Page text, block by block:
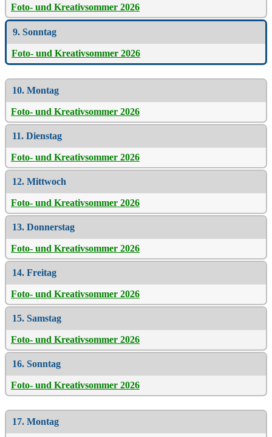
Foto- und Kreativsommer 2026
9. Sonntag
Foto- und Kreativsommer 2026
10. Montag
Foto- und Kreativsommer 2026
11. Dienstag
Foto- und Kreativsommer 2026
12. Mittwoch
Foto- und Kreativsommer 2026
13. Donnerstag
Foto- und Kreativsommer 2026
14. Freitag
Foto- und Kreativsommer 2026
15. Samstag
Foto- und Kreativsommer 2026
16. Sonntag
Foto- und Kreativsommer 2026
17. Montag